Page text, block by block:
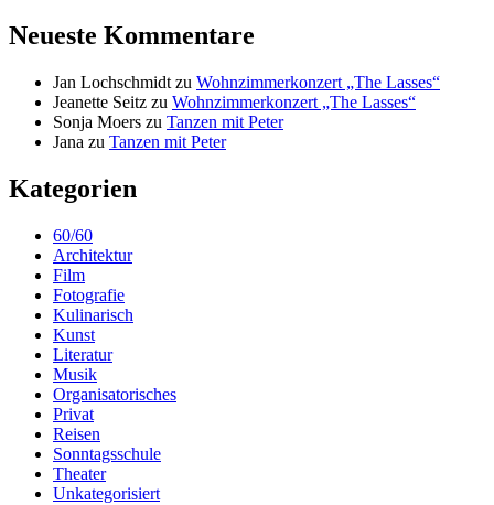
Neueste Kommentare
Jan Lochschmidt zu Wohnzimmerkonzert „The Lasses“
Jeanette Seitz zu Wohnzimmerkonzert „The Lasses“
Sonja Moers zu Tanzen mit Peter
Jana zu Tanzen mit Peter
Kategorien
60/60
Architektur
Film
Fotografie
Kulinarisch
Kunst
Literatur
Musik
Organisatorisches
Privat
Reisen
Sonntagsschule
Theater
Unkategorisiert